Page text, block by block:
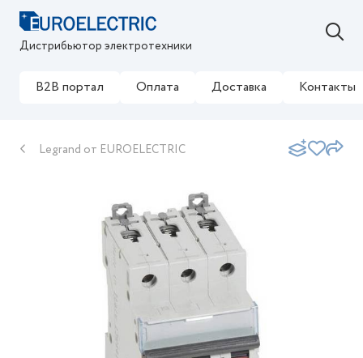
Дистрибьютор электротехники
B2B портал Оплата Доставка Контакты
Legrand от EUROELECTRIC